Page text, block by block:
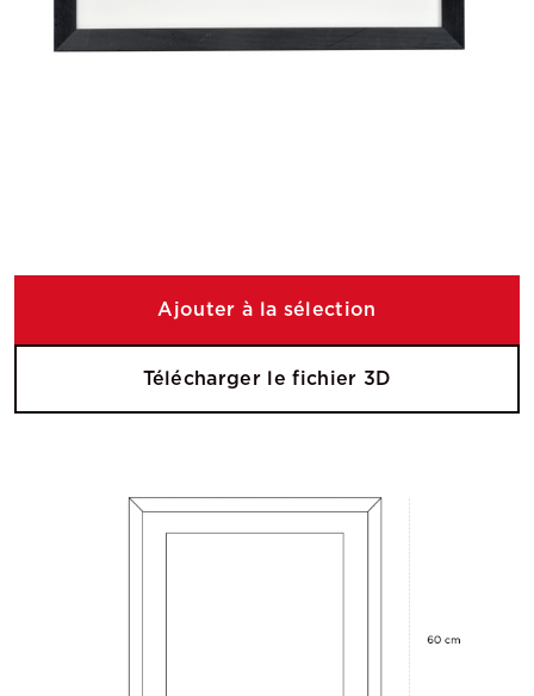
Ajouter à la sélection
Télécharger le fichier 3D